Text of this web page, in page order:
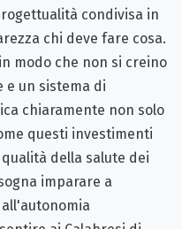
condivisa in
chi deve fare cosa.
modo che non si creino
e un sistema di
chiaramente non solo
questi investimenti
della salute dei
imparare a